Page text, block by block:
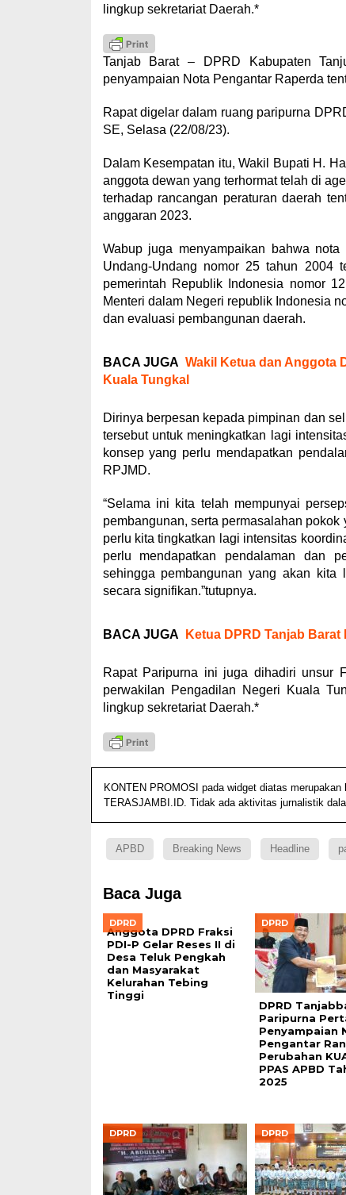
lingkup sekretariat Daerah.*
Tanjab Barat – DPRD Kabupaten
penyampaian Nota Pengantar Raperda
Rapat digelar dalam ruang paripurna
SE, Selasa (22/08/23).
Dalam Kesempatan itu, Wakil Bupati H.
anggota dewan yang terhormat telah di
terhadap rancangan peraturan daerah
anggaran 2023.
Wabup juga menyampaikan bahwa
Undang-Undang nomor 25 tahun 2004
pemerintah Republik Indonesia nomor
Menteri dalam Negeri republik Indonesia
dan evaluasi pembangunan daerah.
BACA JUGA Wakil Ketua dan Anggota
Kuala Tungkal
Dirinya berpesan kepada pimpinan dan
tersebut untuk meningkatkan lagi
konsep yang perlu mendapatkan
RPJMD.
“Selama ini kita telah mempunyai
pembangunan, serta permasalahan
perlu kita tingkatkan lagi intensitas
perlu mendapatkan pendalaman dan
sehingga pembangunan yang akan kita
secara signifikan.”tutupnya.
BACA JUGA Ketua DPRD Tanjab
Rapat Paripurna ini juga dihadiri unsur
perwakilan Pengadilan Negeri Kuala
lingkup sekretariat Daerah.*
KONTEN PROMOSI pada widget diatas
TERASJAMBI.ID. Tidak ada aktivitas jurnalistik
APBD Breaking News Headline
Baca Juga
DPRD
Anggota DPRD Fraksi
PDI-P Gelar Reses II di
Desa Teluk Pengkah
dan Masyarakat
Kelurahan Tebing
Tinggi
DPRD
DPRD
Paripurna
Penyampaian
Pengantar
Perubahan
PPAS APBD
2025
DPRD DPRD